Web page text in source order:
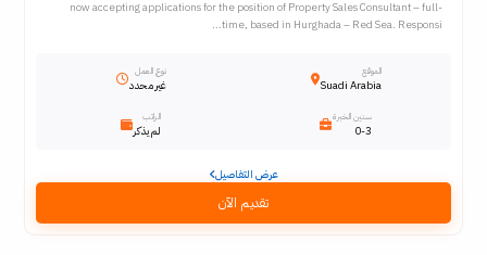
now accepting applications for the position of Property Sales Consultant – full-
time, based in Hurghada – Red Sea. Responsi...
الموقع
Suadi Arabia
نوع العمل
غير محدد
سنين الخبرة
0-3
الراتب
لم يذكر
عرض التفاصيل
تقديم الآن